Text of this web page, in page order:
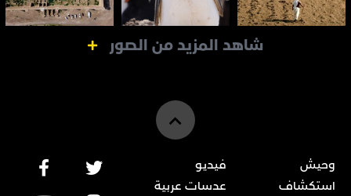
شاهد المزيد من الصور
وحيش
استكشاف
فيديو
عدسات عربية